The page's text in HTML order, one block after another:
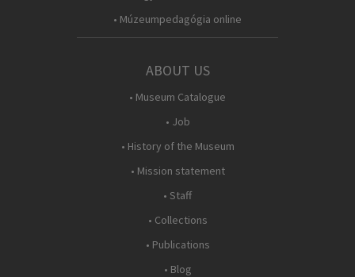
• Múzeumpedagógia online
ABOUT US
• Museum Catalogue
• Job
• History of the Museum
• Mission statement
• Staff
• Collections
• Publications
• Blog